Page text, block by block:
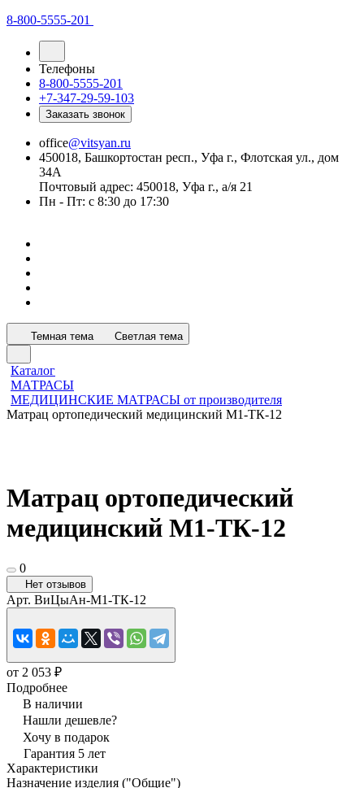
8-800-5555-201
Телефоны
8-800-5555-201
+7-347-29-59-103
Заказать звонок
office@vitsyan.ru
450018, Башкортостан респ., Уфа г., Флотская ул., дом
34А
Почтовый адрес: 450018, Уфа г., а/я 21
Пн - Пт: с 8:30 до 17:30
Темная тема Светлая тема
Каталог
МАТРАСЫ
МЕДИЦИНСКИЕ МАТРАСЫ от производителя
Матрац ортопедический медицинский М1-ТК-12
Матрац ортопедический
медицинский М1-ТК-12
0
Нет отзывов
Арт. ВиЦыАн-М1-ТК-12
от 2 053 ₽
Подробнее
В наличии
Нашли дешевле?
Хочу в подарок
Гарантия 5 лет
Характеристики
Назначение изделия ("Общие")